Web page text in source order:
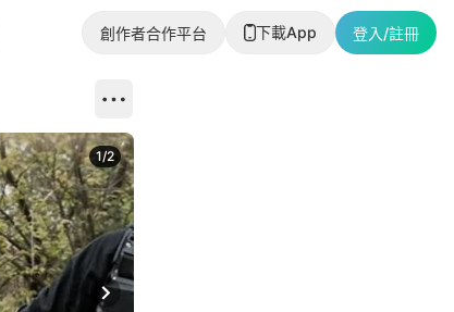
創作者合作平台 下載App 登入/註冊
Next slide
1/2